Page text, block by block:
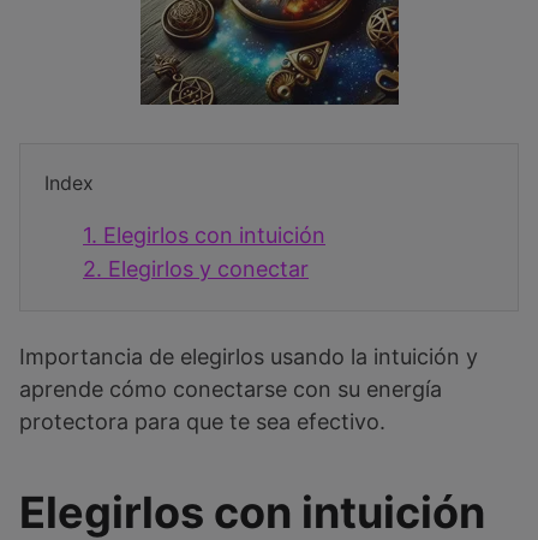
Index
1. Elegirlos con intuición
2. Elegirlos y conectar
Importancia de elegirlos usando la intuición y
aprende cómo conectarse con su energía
protectora para que te sea efectivo.
Elegirlos con intuición